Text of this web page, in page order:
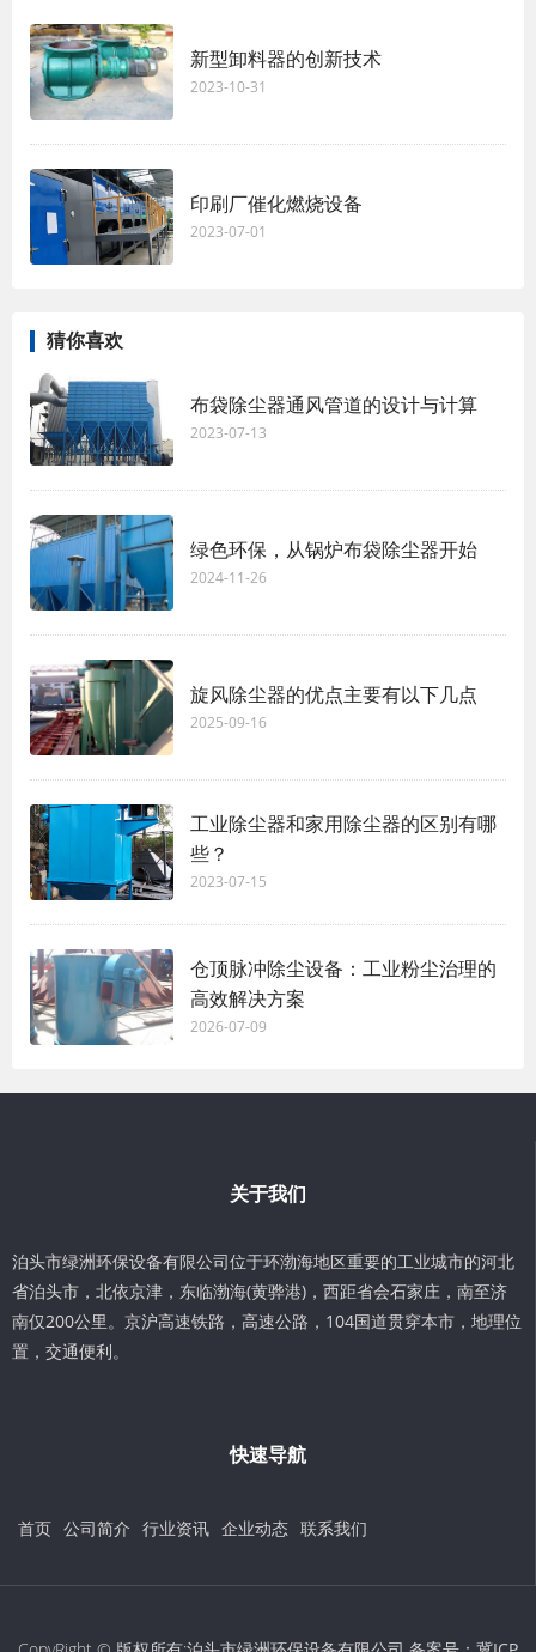
新型卸料器的创新技术
2023-10-31
印刷厂催化燃烧设备
2023-07-01
猜你喜欢
布袋除尘器通风管道的设计与计算
2023-07-13
绿色环保，从锅炉布袋除尘器开始
2024-11-26
旋风除尘器的优点主要有以下几点
2025-09-16
工业除尘器和家用除尘器的区别有哪
些？
2023-07-15
仓顶脉冲除尘设备：工业粉尘治理的
高效解决方案
2026-07-09
关于我们
泊头市绿洲环保设备有限公司位于环渤海地区重要的工业城市的河北
省泊头市，北依京津，东临渤海(黄骅港)，西距省会石家庄，南至济
南仅200公里。京沪高速铁路，高速公路，104国道贯穿本市，地理位
置，交通便利。
快速导航
首页 公司简介 行业资讯 企业动态 联系我们